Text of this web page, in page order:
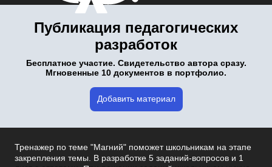
Публикация педагогических
разработок
Бесплатное участие. Свидетельство автора сразу.
Мгновенные 10 документов в портфолио.
Добавить материал
Тренажер по теме "Магний" поможет школьникам на этапе
закрепления темы. В разработке 5 заданий-вопросов и 1